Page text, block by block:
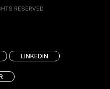
RESERVED
LINKEDIN